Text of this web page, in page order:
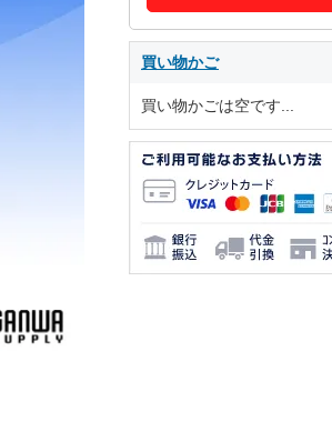
買い物かご
買い物かごは空です...